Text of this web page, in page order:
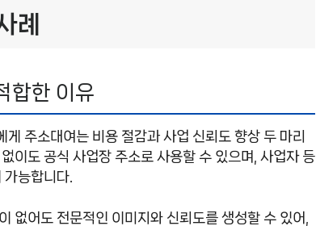
례
합한 이유
주소대여는 비용 절감과 사업 신뢰도 향상 두 마리
이도 공식 사업장 주소로 사용할 수 있으며, 사업자 등
능합니다.
없어도 전문적인 이미지와 신뢰도를 생성할 수 있어,